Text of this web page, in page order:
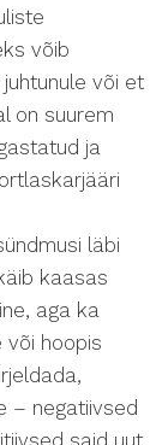
võib
või et
on suurem
ja
läbi
kaasas
aga ka
või hoopis
– negatiivsed